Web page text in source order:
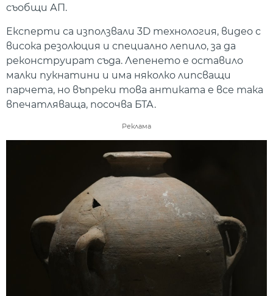
съобщи АП.
Експерти са използвали 3D технология, видео с
висока резолюция и специално лепило, за да
реконструират съда. Лепенето е оставило
малки пукнатини и има няколко липсващи
парчета, но въпреки това антиката е все така
впечатляваща, посочва БТА.
Реклама